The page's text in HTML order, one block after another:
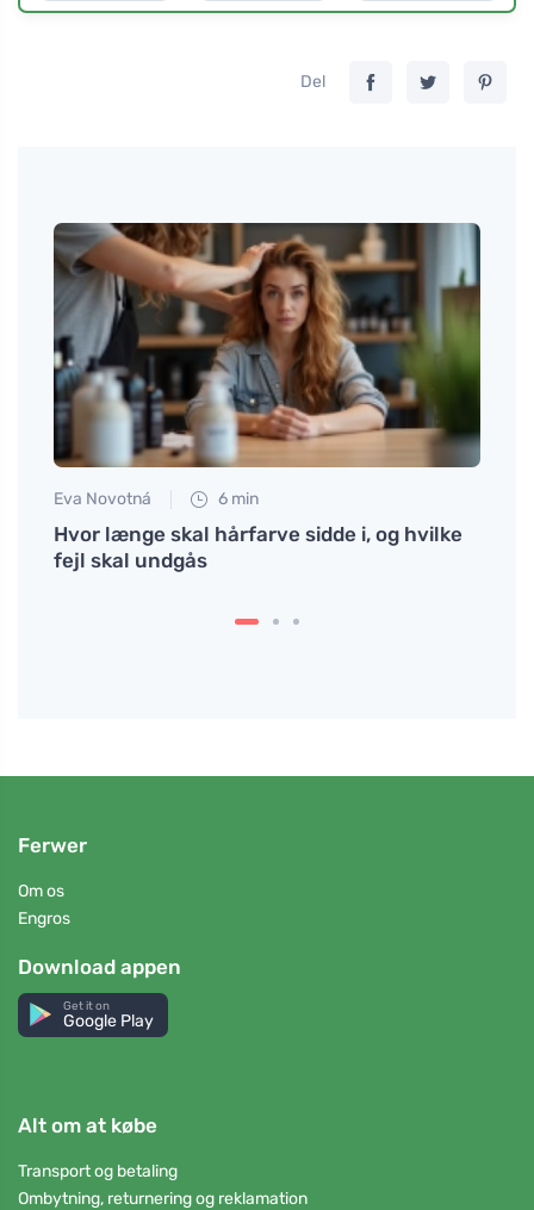
Del
Eva Novotná 6 min
Hvor længe skal hårfarve sidde i, og hvilke
fejl skal undgås
Ferwer
Om os
Engros
Download appen
Get it on
Google Play
Alt om at købe
Transport og betaling
Ombytning, returnering og reklamation